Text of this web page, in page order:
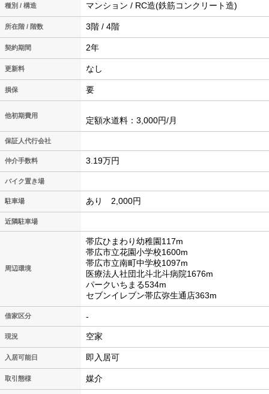
種別 / 構造 マンション / RC造(鉄筋コンクリート造)
所在階 / 階数 3階 / 4階
契約期間 2年
更新料 なし
損保 要
他初期費用 定額水道料：3,000円/月
保証人代行会社
仲介手数料 3.19万円
バイク置き場
駐車場 あり 2,000円
近隣駐車場
周辺環境
帯広ひまわり幼稚園117m
帯広市立花園小学校1600m
帯広市立南町中学校1097m
医療法人社団北斗北斗病院1676m
パークいちまる534m
セブンイレブン帯広弥生通店363m
借家区分 -
現況 空家
入居可能日 即入居可
取引態様 媒介